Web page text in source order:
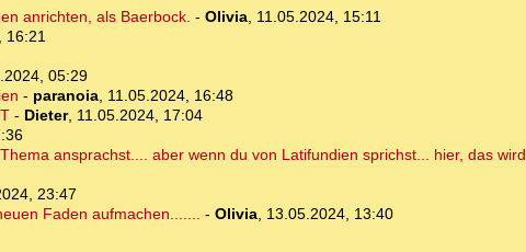
anrichten, als Baerbock. - Olivia, 11.05.2024, 15:11
16:21
05:29
- paranoia, 11.05.2024, 16:48
- Dieter, 11.05.2024, 17:04
ansprachst.... aber wenn du von Latifundien sprichst... hier, das wird
23:47
Faden aufmachen....... - Olivia, 13.05.2024, 13:40